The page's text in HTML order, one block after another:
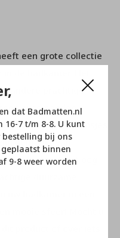
dat Badmatten.nl
16-7 t/m 8-8. U kunt
bij ons
binnen
9-8 weer worden
een grote collectie
andere prachtige
wasmanden,
en opbergdoosjes
gemaakt van
met het oog
duurzame
product of over iets